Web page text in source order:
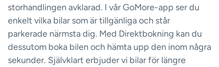
storhandlingen avklarad. I vår GoMore-app ser du
enkelt vilka bilar som är tillgänliga och står
parkerade närmsta dig. Med Direktbokning kan du
dessutom boka bilen och hämta upp den inom några
sekunder. Självklart erbjuder vi bilar för längre